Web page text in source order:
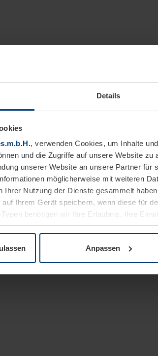
Details
, verwenden Cookies, um Inhalte
und die Zugriffe auf unsere Website zu
unserer Website an unsere Partner für
möglicherweise mit weiteren
Ihrer Nutzung der Dienste gesammelt
Ihrem Gerät speichern, wenn diese für
benötigen wir Ihre Erlaubnis. Ihre
unserer Website ändern
Anpassen